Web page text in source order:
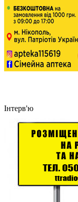
Інтерв'ю